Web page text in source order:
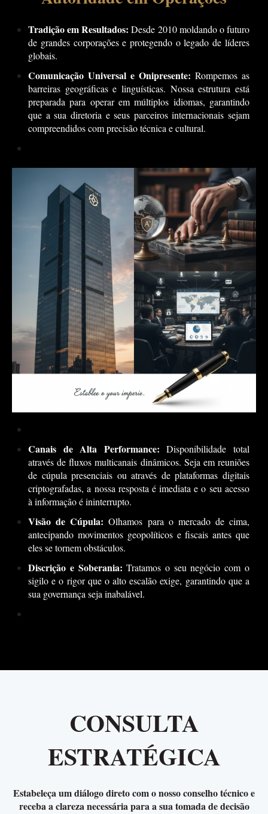
Tradição em Resultados: Desde 2010 moldando o futuro
de grandes corporações e protegendo o legado de líderes
globais.
Comunicação Universal e Onipresente: Rompemos as
barreiras geográficas e linguísticas. Nossa estrutura está
preparada para operar em múltiplos idiomas, garantindo
que a sua diretoria e seus parceiros internacionais sejam
compreendidos com precisão técnica e cultural.
Canais de Alta Performance: Disponibilidade total
através de fluxos multicanais dinâmicos. Seja em reuniões
de cúpula presenciais ou através de plataformas digitais
criptografadas, a nossa resposta é imediata e o seu acesso
à informação é ininterrupto.
Visão de Cúpula: Olhamos para o mercado de cima,
antecipando movimentos geopolíticos e fiscais antes que
eles se tornem obstáculos.
Discrição e Soberania: Tratamos o seu negócio com o
sigilo e o rigor que o alto escalão exige, garantindo que a
sua governança seja inabalável.
CONSULTA
ESTRATÉGICA
Estabeleça um diálogo direto com o nosso conselho técnico e
receba a clareza necessária para a sua tomada de decisão